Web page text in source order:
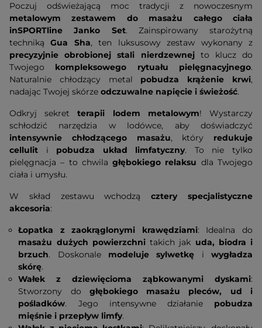
Poczuj odświeżającą moc tradycji z nowoczesnym
metalowym zestawem do masażu całego ciała
inSPORTline Janko Set. Zainspirowany starożytną
technikąGua Sha, ten luksusowy zestaw wykonany z
precyzyjnie obrobionej stali nierdzewnejto klucz do
Twojego kompleksowego rytuału pielęgnacyjnego.
Naturalnie chłodzący metal pobudza krążenie krwi,
nadając Twojej skórze odczuwalne napięcie i świeżość.
Odkryj sekretterapii lodem metalowym! Wystarczy
schłodzić narzędzia w lodówce, aby doświadczyć
intensywnie chłodzącego masażu, który redukuje
cellulit i pobudza układ limfatyczny. To nie tylko
pielęgnacja – to chwilagłębokiego relaksu dla Twojego
ciała i umysłu.
W skład zestawu wchodzącztery specjalistyczne
akcesoria:
Łopatka z zaokrąglonymi krawędziami: Idealna do
masażu dużych powierzchnitakich jak uda, biodra i
brzuch. Doskonale modeluje sylwetkę iwygładza
skórę.
Wałek z dziewięcioma ząbkowanymi dyskami:
Stworzony do głębokiego masażu pleców, ud i
pośladków. Jego intensywne działanie pobudza
mięśnie i przepływ limfy.